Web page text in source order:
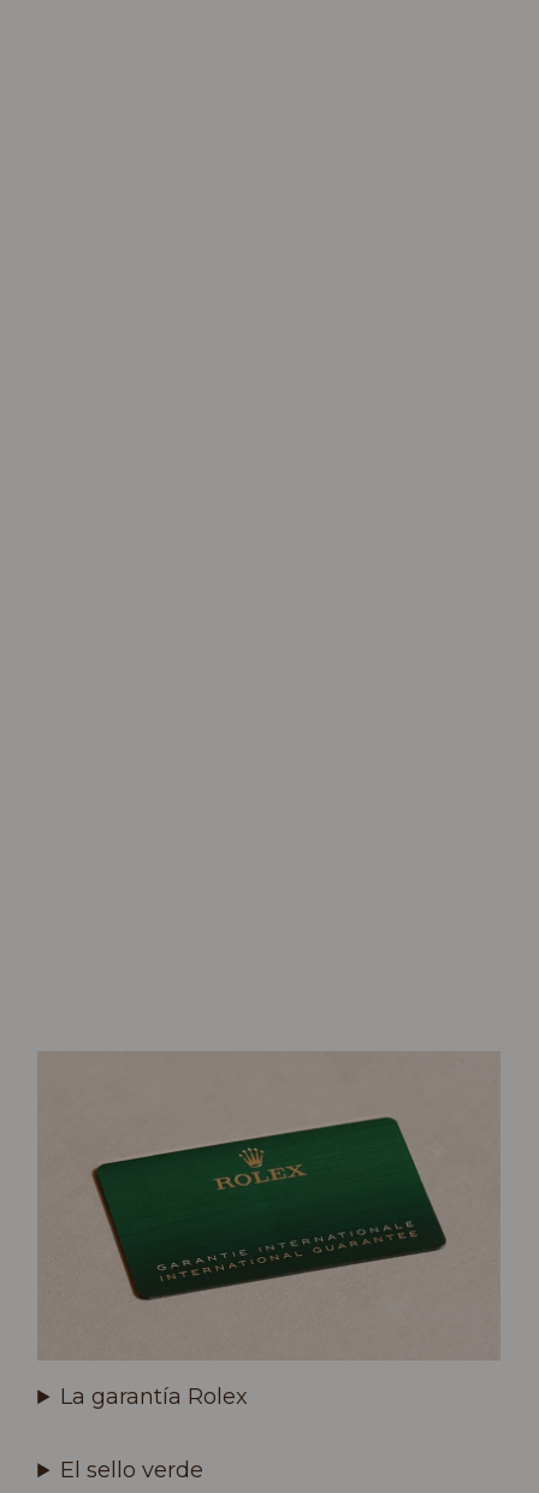
La garantía Rolex
El sello verde